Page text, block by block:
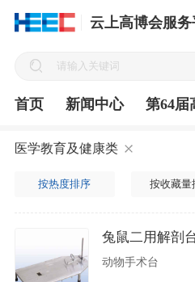
云上高博会服务
首页 新闻中心 第64届
医学教育及健康类
按热度排序 按收藏量
兔鼠二用解剖
动物手术台